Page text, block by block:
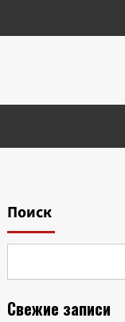
Поиск
Свежие записи